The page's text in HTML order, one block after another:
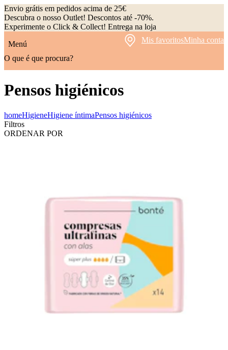
Envio grátis em pedidos acima de 25€
Descubra o nosso Outlet! Descontos até -70%.
Experimente o Click & Collect! Entrega na loja
Menú
Mis favoritosMinha conta
O que é que procura?
Pensos higiénicos
homeHigieneHigiene íntimaPensos higiénicos
Filtros
ORDENAR POR